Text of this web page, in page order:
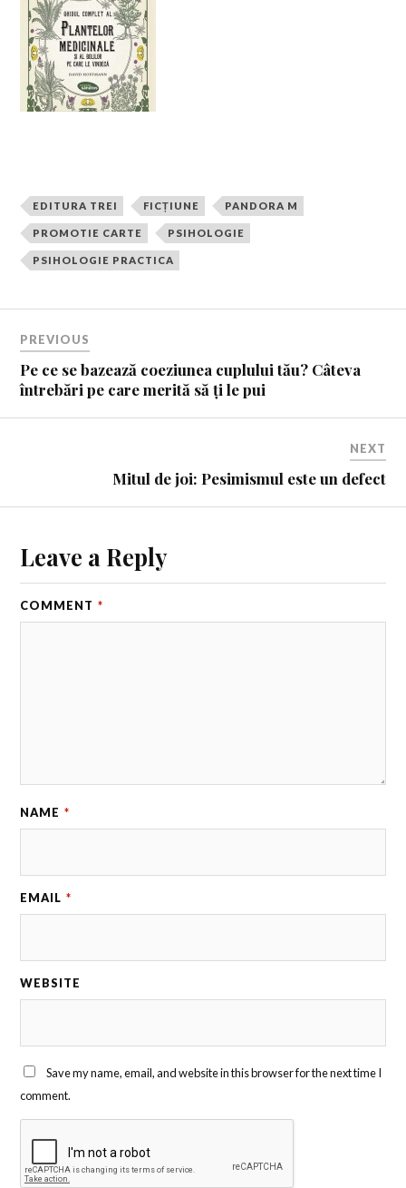
EDITURA TREI FICȚIUNE PANDORA M
PROMOTIE CARTE PSIHOLOGIE
PSIHOLOGIE PRACTICA
PREVIOUS
Pe ce se bazează coeziunea cuplului tău? Câteva
întrebări pe care merită să ți le pui
NEXT
Mitul de joi: Pesimismul este un defect
Leave a Reply
COMMENT *
NAME *
EMAIL *
WEBSITE
Save my name, email, and website in this browser for the next time I
comment.